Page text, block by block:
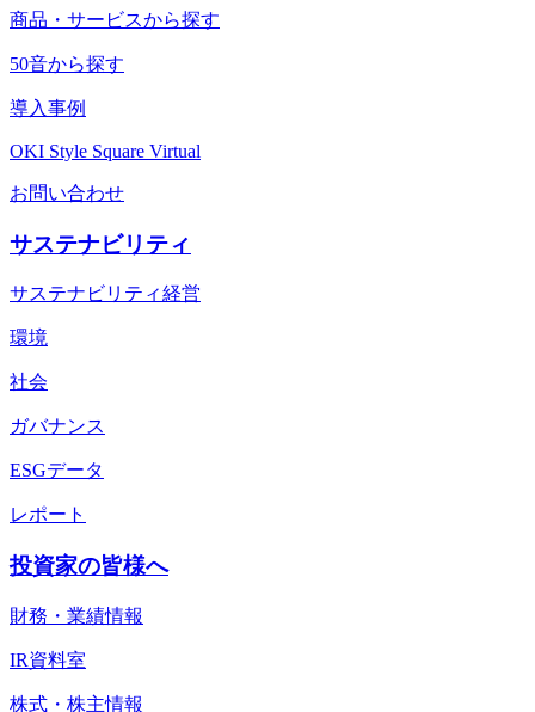
商品・サービスから探す
50音から探す
導入事例
OKI Style Square Virtual
お問い合わせ
サステナビリティ
サステナビリティ経営
環境
社会
ガバナンス
ESGデータ
レポート
投資家の皆様へ
財務・業績情報
IR資料室
株式・株主情報